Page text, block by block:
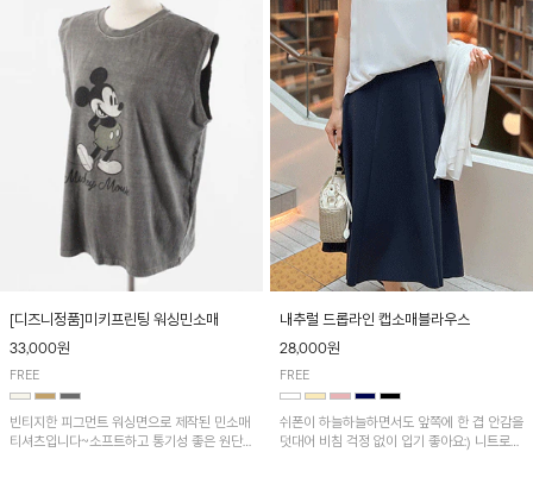
[디즈니정품]미키프린팅 워싱민소매
33,000원
FREE
빈티지한 피그먼트 워싱면으로 제작된 민소매
티셔츠입니다~소프트하고 통기성 좋은 원단
내추럴 드롭라인 캡소매블라우스
28,000원
FREE
쉬폰이 하늘하늘하면서도 앞쪽에 한 겹 안감을
덧대어 비침 걱정 없이 입기 좋아요:) 니트로